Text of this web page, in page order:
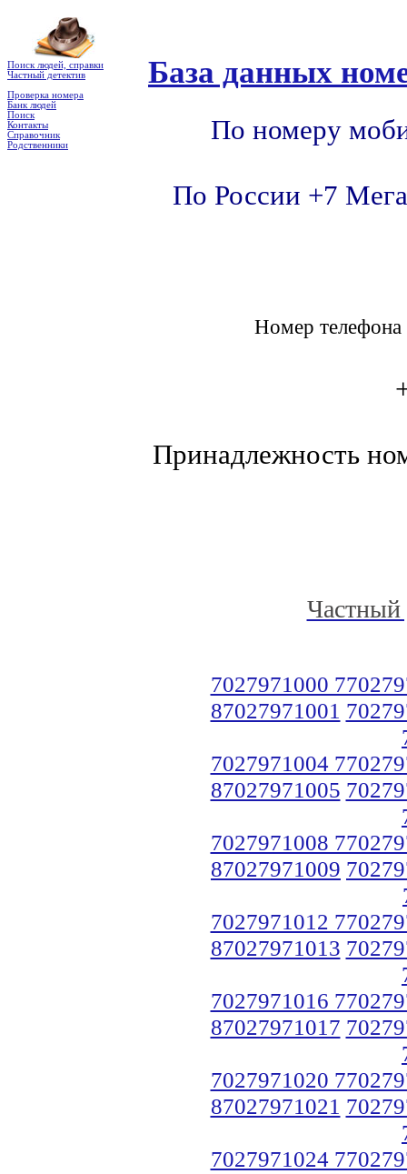
Поиск людей, справки
Частный детектив
Проверка номера
Банк людей
Поиск
Контакты
Справочник
Родственники
База данных
По номеру
По России +7
Номер
Принадлежность
Частный
7027971000
87027971001
7027971004
87027971005
7027971008
87027971009
7027971012
87027971013
7027971016
87027971017
7027971020
87027971021
7027971024